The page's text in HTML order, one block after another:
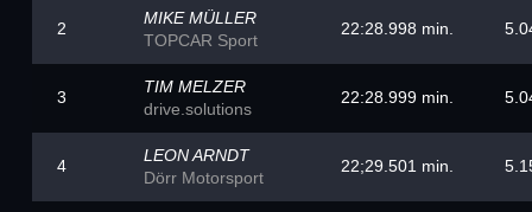
2
MIKE MÜLLER
TOPCAR Sport
22:28.998 min.
3
TIM MELZER
drive.solutions
22:28.999 min.
4
LEON ARNDT
Dörr Motorsport
22;29.501 min.